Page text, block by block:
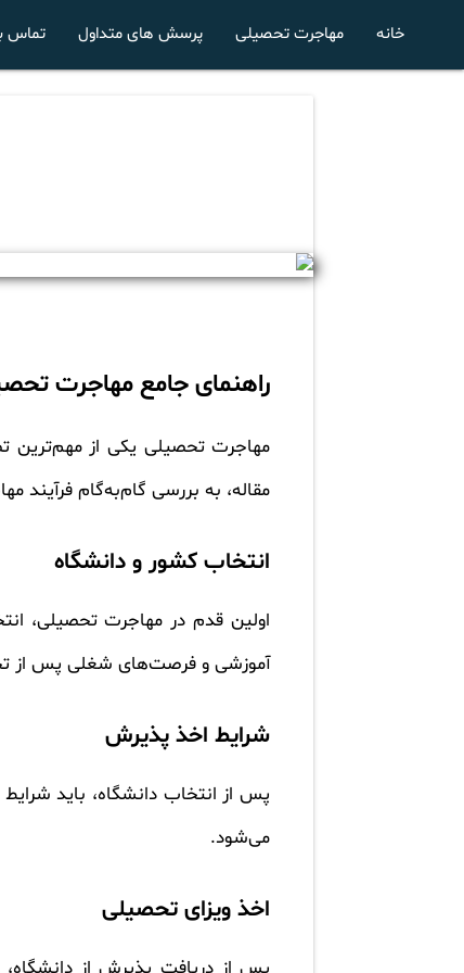
خانه مهاجرت تحصیلی پرسش های متداول تماس
راهنمای جامع مهاجرت
مهاجرت تحصیلی یکی از مهم‌ترین
مقاله، به بررسی گام‌به‌گام فرآیند
انتخاب کشور و دانشگاه
اولین قدم در مهاجرت تحصیلی،
آموزشی و فرصت‌های شغلی پس از
شرایط اخذ پذیرش
پس از انتخاب دانشگاه، باید
می‌شود.
اخذ ویزای تحصیلی
پس از دریافت پذیرش از